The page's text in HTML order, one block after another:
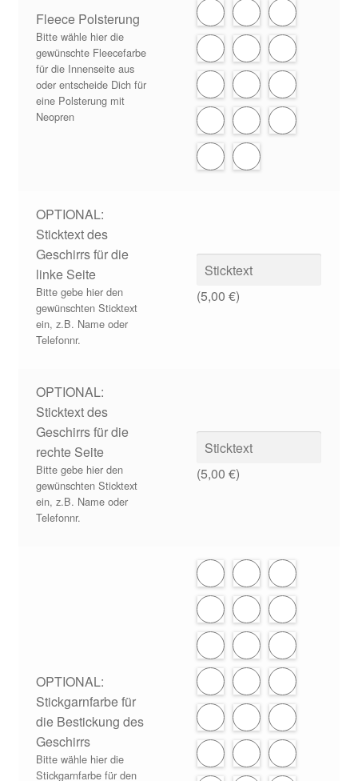
Fleece Polsterung
Bitte wähle hier die
gewünschte Fleecefarbe
für die Innenseite aus
oder entscheide Dich für
eine Polsterung mit
Neopren
OPTIONAL:
Sticktext des
Geschirrs für die
linke Seite
Bitte gebe hier den
gewünschten Sticktext
ein, z.B. Name oder
Telefonnr.
(5,00€)
OPTIONAL:
Sticktext des
Geschirrs für die
rechte Seite
Bitte gebe hier den
gewünschten Sticktext
ein, z.B. Name oder
Telefonnr.
(5,00€)
OPTIONAL:
Stickgarnfarbe für
die Bestickung des
Geschirrs
Bitte wähle hier die
Stickgarnfarbe für den